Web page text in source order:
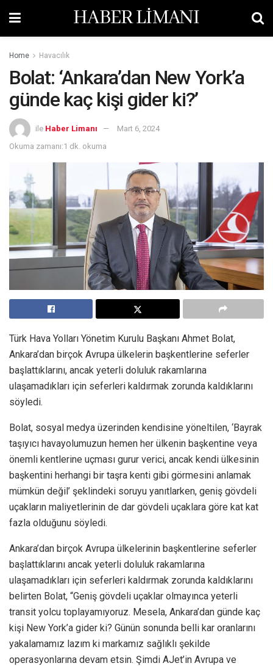
HABER LİMANI
Home Havacılık
Bolat: ‘Ankara’dan New York’a
günde kaç kişi gider ki?’
ile Haber Limanı
Mart 6, 2024
Okuma zamanı:1 dk. okuma
Türk Hava Yolları Yönetim Kurulu Başkanı Ahmet Bolat,
Ankara’dan birçok Avrupa ülkelerin başkentlerine seferler
başlattıklarını, ancak yeterli doluluk rakamlarına
ulaşamadıkları için seferleri kaldırmak zorunda kaldıklarını
söyledi.
Bolat, sosyal medya üzerinden kendisine yöneltilen, ‘Bayrak
taşıyıcı havayolumuzun hemen her ülkenin başkentine veya
önemli kentlerine uçması gurur verici, ancak kendi ülkesinin
başkentini herhangi bir taşra kenti gibi görmesini anlamak
mümkün değil’ şeklindeki soruyu yanıtlarken, geniş gövdeli
uçakların maliyetlerinin de dar gövdeli uçaklara göre kat kat
fazla olduğunu söyledi.
Ankara’dan birçok Avrupa ülkelerinin başkentlerine seferler
başlattıklarını ancak yeterli doluluk rakamlarına
ulaşamadıkları için seferleri kaldırmak zorunda kaldıklarını
belirten Bolat, “Geniş gövdeli uçaklar olmayınca yeterli
transit yolcu toplayamıyoruz. Mesela, Ankara’dan günde kaç
kişi New York’a gider ki? Günün sonunda belli kar oranlarını
yakalamamız lazım ki markamız sağlıklı şekilde
operasyonlarına devam etsin. Şimdi AJet’in Avrupa ve